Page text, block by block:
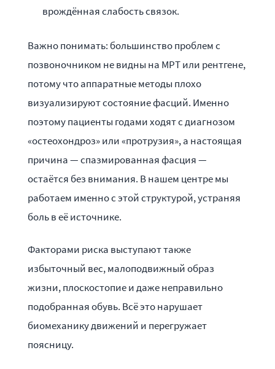
врождённая слабость связок.
Важно понимать: большинство проблем с
позвоночником не видны на МРТ или рентгене,
потому что аппаратные методы плохо
визуализируют состояние фасций. Именно
поэтому пациенты годами ходят с диагнозом
«остеохондроз» или «протрузия», а настоящая
причина — спазмированная фасция —
остаётся без внимания. В нашем центре мы
работаем именно с этой структурой, устраняя
боль в её источнике.
Факторами риска выступают также
избыточный вес, малоподвижный образ
жизни, плоскостопие и даже неправильно
подобранная обувь. Всё это нарушает
биомеханику движений и перегружает
поясницу.